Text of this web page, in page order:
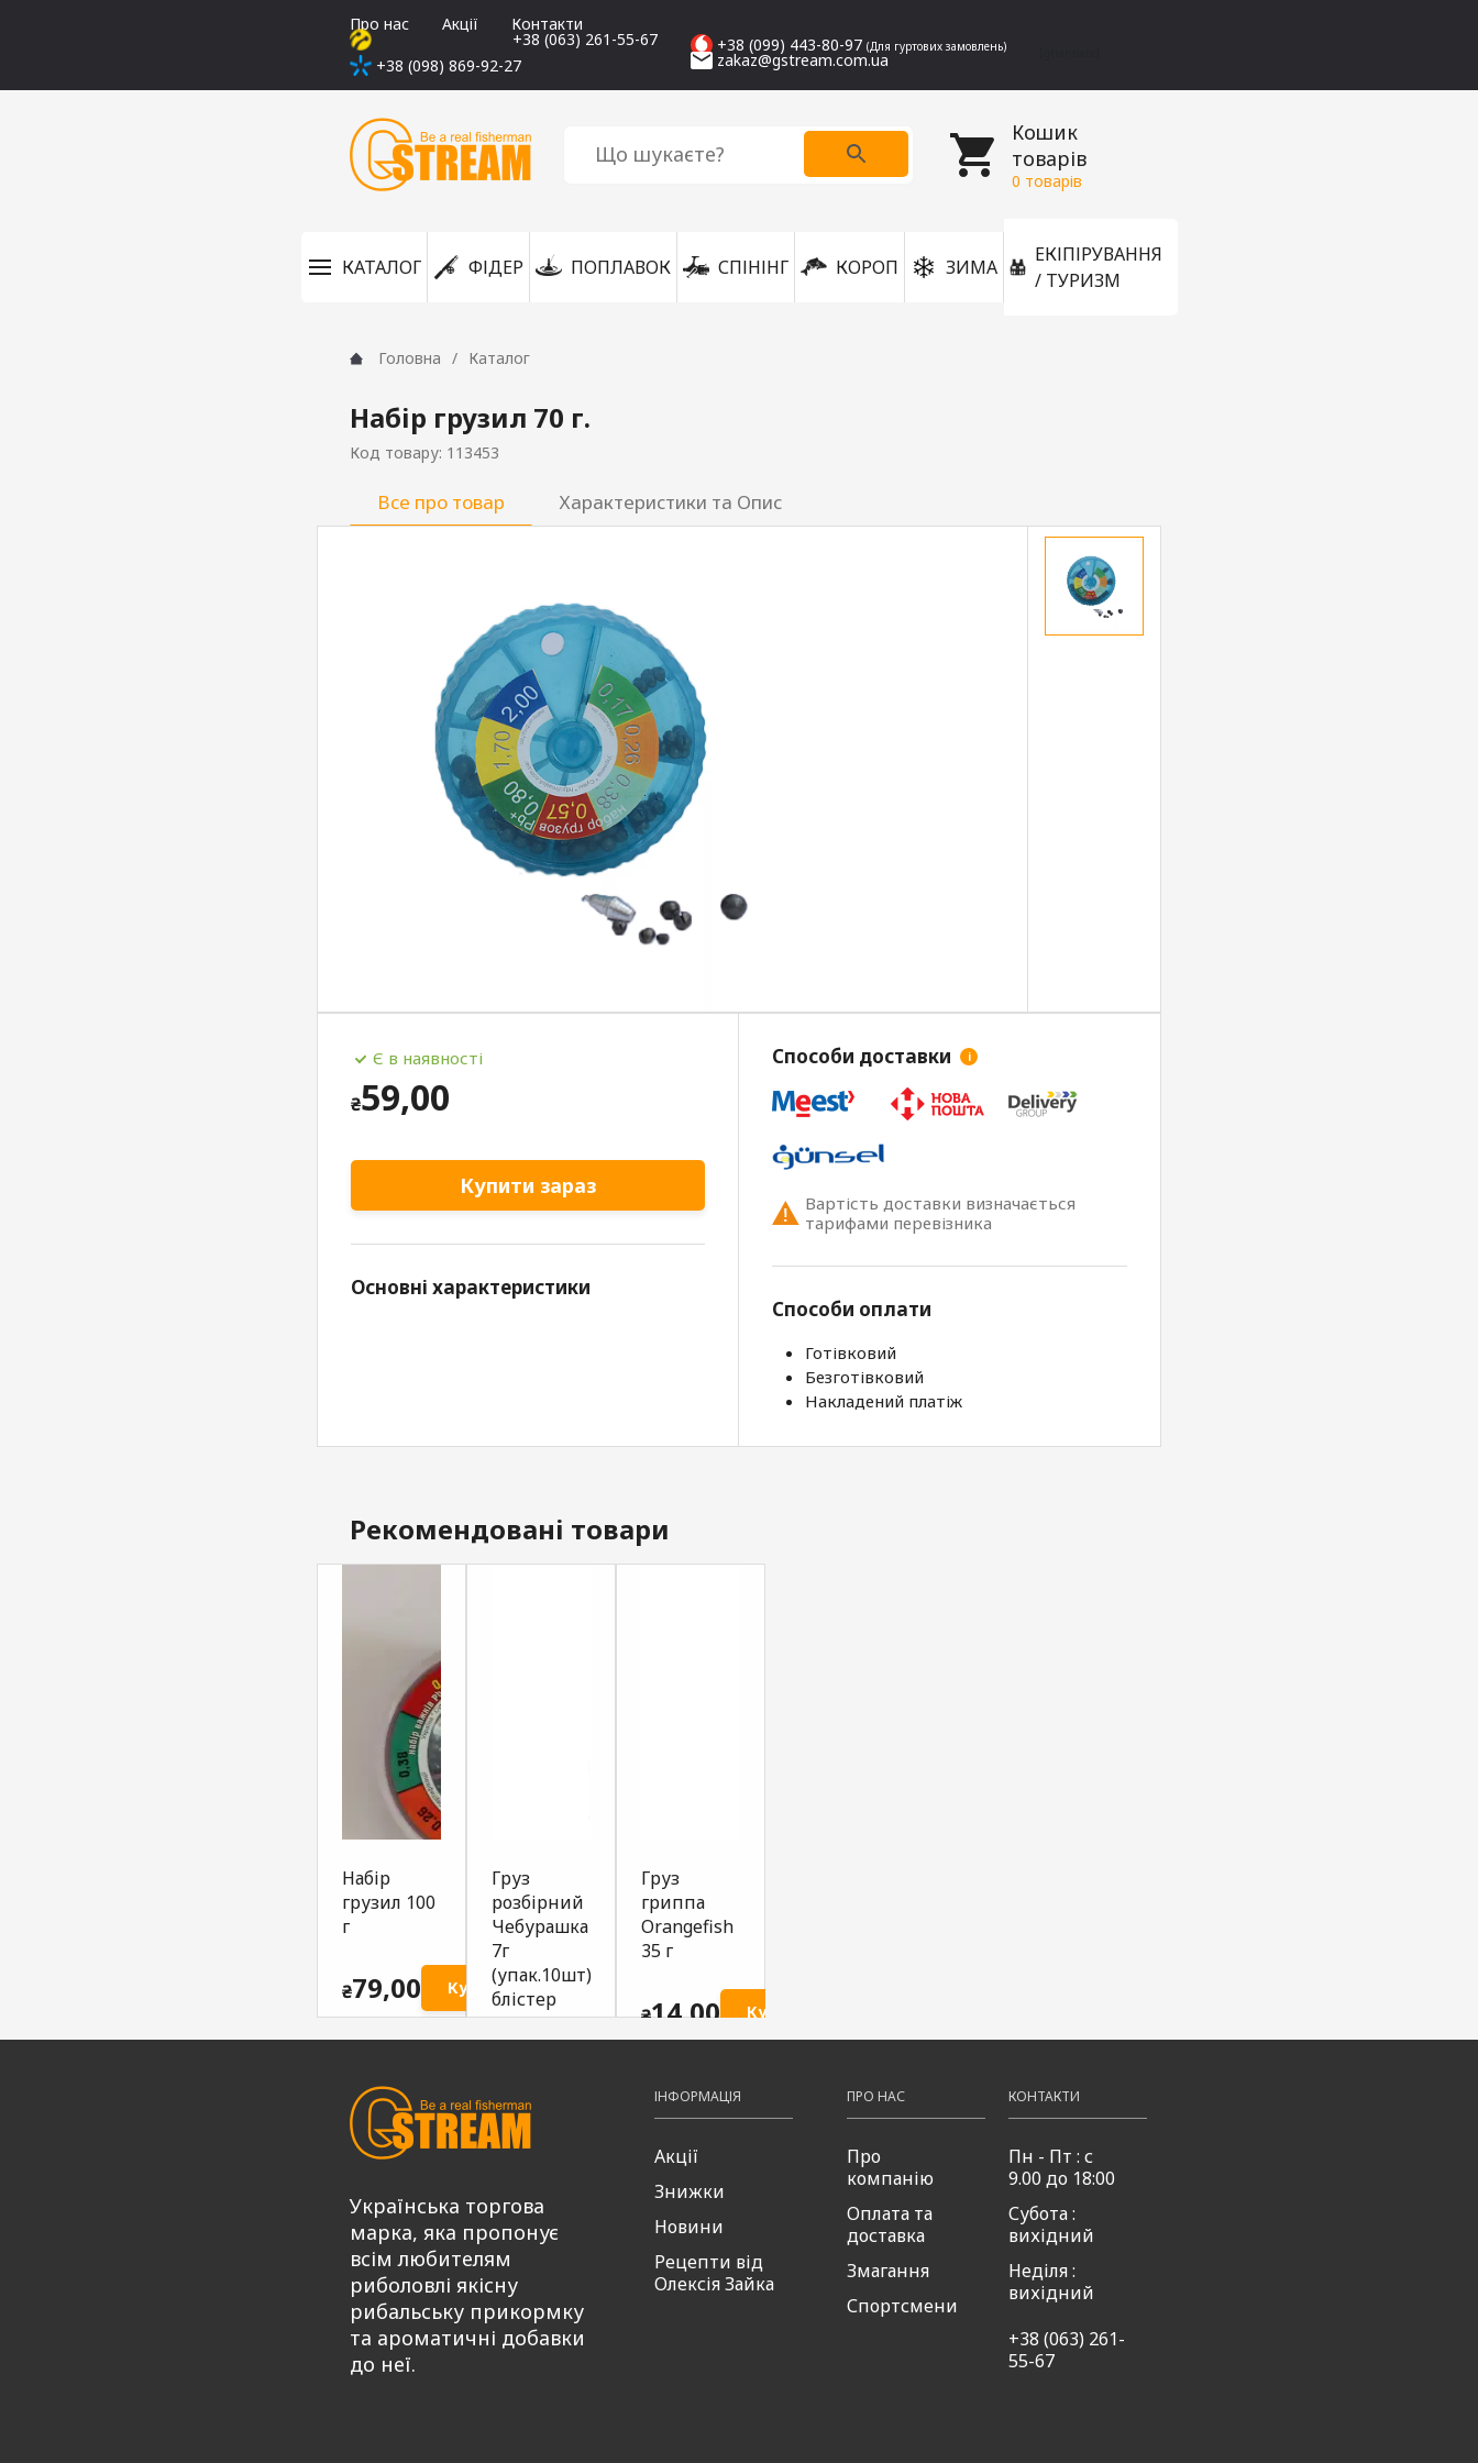
Про нас Акції Контакти
+38 (063) 261-55-67
+38 (098) 869-92-27
+38 (099) 443-80-97 (Для гуртових замовлень)
zakaz@gstream.com.ua
Кошик
товарів
0 товарів
КАТАЛОГ ФІДЕР ПОПЛАВОК СПІНІНГ КОРОП ЗИМА
ЕКІПІРУВАННЯ
/ ТУРИЗМ
Головна Каталог
Набір грузил 70 г.
Код товару: 113453
Все про товар Характеристики та Опис
Є в наявності
₴59,00
Купити зараз
Основні характеристики
Способи доставки i
Вартість доставки визначається
тарифами перевізника
Способи оплати
Готівковий
Безготівковий
Накладений платіж
Рекомендовані товари
Набір
грузил 100
г
₴79,00 Купити
Груз
розбірний
Чебурашка
7г
(упак.10шт)
блістер
Груз
гриппа
Orangefish
35 г
₴14,00 Купити
Українська торгова
марка, яка пропонує
всім любителям
риболовлі якісну
рибальську прикормку
та ароматичні добавки
до неї.
ІНФОРМАЦІЯ
Акції
Знижки
Новини
Рецепти від
Олексія Зайка
ПРО НАС
Про
компанію
Оплата та
доставка
Змагання
Спортсмени
КОНТАКТИ
Пн - Пт : с
9.00 до 18:00
Субота :
вихідний
Неділя :
вихідний
+38 (063) 261-
55-67